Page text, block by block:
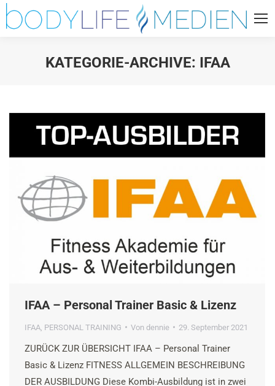
KATEGORIE-ARCHIVE: IFAA
IFAA – Personal Trainer Basic & Lizenz
IFAA PERSONAL TRAINING Von dennie 29. September 2021
ZURÜCK ZUR ÜBERSICHT IFAA – Personal Trainer
Basic & Lizenz FITNESS ALLGEMEIN BESCHREIBUNG
DER AUSBILDUNG Diese Kombi-Ausbildung ist in zwei